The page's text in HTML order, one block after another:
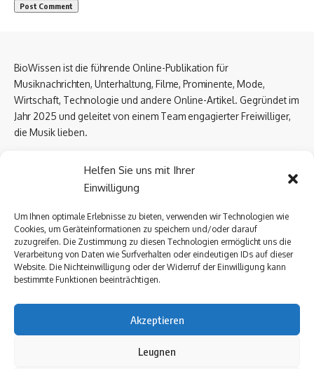
Helfen Sie uns mit Ihrer
Einwilligung
Um Ihnen optimale Erlebnisse zu bieten, verwenden wir Technologien wie
Cookies, um Geräteinformationen zu speichern und/oder darauf
zuzugreifen. Die Zustimmung zu diesen Technologien ermöglicht uns die
Verarbeitung von Daten wie Surfverhalten oder eindeutigen IDs auf dieser
Website. Die Nichteinwilligung oder der Widerruf der Einwilligung kann
bestimmte Funktionen beeinträchtigen.
Akzeptieren
Leugnen
BioWissen ist die führende Online-Publikation für
Musiknachrichten, Unterhaltung, Filme, Prominente, Mode,
Wirtschaft, Technologie und andere Online-Artikel. Gegründet im
Jahr 2025 und geleitet von einem Team engagierter Freiwilliger,
die Musik lieben.
Über uns
Datenschutzerklärung
Kontakt Uns